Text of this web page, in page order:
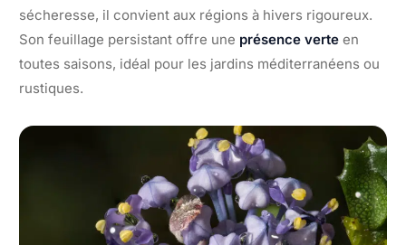
sécheresse, il convient aux régions à hivers rigoureux.
Son feuillage persistant offre une présence verte en
toutes saisons, idéal pour les jardins méditerranéens ou
rustiques.